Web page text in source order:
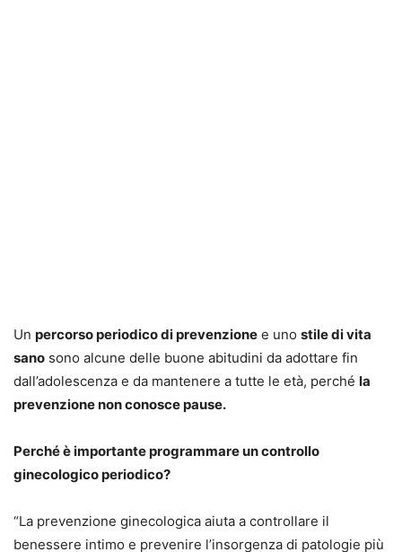
Un percorso periodico di prevenzione e uno stile di vita
sano sono alcune delle buone abitudini da adottare fin
dall’adolescenza e da mantenere a tutte le età, perché la
prevenzione non conosce pause.
Perché è importante programmare un controllo
ginecologico periodico?
“La prevenzione ginecologica aiuta a controllare il
benessere intimo e prevenire l’insorgenza di patologie più